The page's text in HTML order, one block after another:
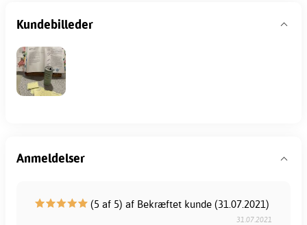
Kundebilleder
Anmeldelser
(5 af 5) af Bekræftet kunde (31.07.2021)
31.07.2021